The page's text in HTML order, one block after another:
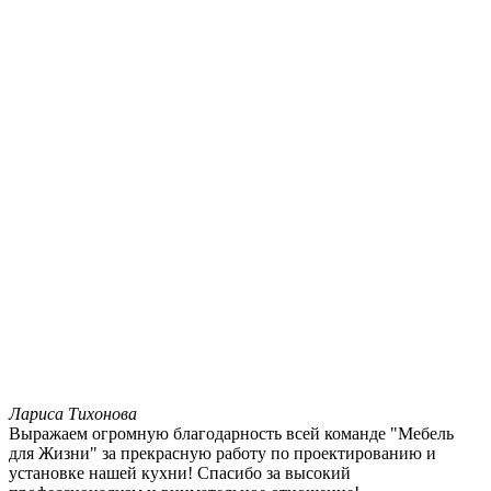
Лариса Тихонова
Выражаем огромную благодарность всей команде "Мебель
для Жизни" за прекрасную работу по проектированию и
установке нашей кухни! Спасибо за высокий